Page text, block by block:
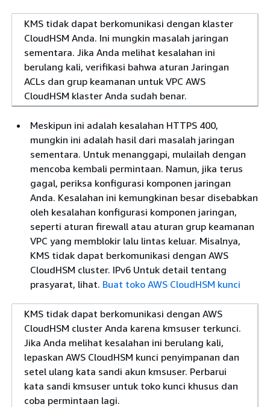
KMS tidak dapat berkomunikasi dengan klaster
CloudHSM Anda. Ini mungkin masalah jaringan
sementara. Jika Anda melihat kesalahan ini
berulang kali, verifikasi bahwa aturan Jaringan
ACLs dan grup keamanan untuk VPC AWS
CloudHSM klaster Anda sudah benar.
Meskipun ini adalah kesalahan HTTPS 400,
mungkin ini adalah hasil dari masalah jaringan
sementara. Untuk menanggapi, mulailah dengan
mencoba kembali permintaan. Namun, jika terus
gagal, periksa konfigurasi komponen jaringan
Anda. Kesalahan ini kemungkinan besar disebabkan
oleh kesalahan konfigurasi komponen jaringan,
seperti aturan firewall atau aturan grup keamanan
VPC yang memblokir lalu lintas keluar. Misalnya,
KMS tidak dapat berkomunikasi dengan AWS
CloudHSM cluster. IPv6 Untuk detail tentang
prasyarat, lihat. Buat toko AWS CloudHSM kunci
KMS tidak dapat berkomunikasi dengan AWS
CloudHSM cluster Anda karena kmsuser terkunci.
Jika Anda melihat kesalahan ini berulang kali,
lepaskan AWS CloudHSM kunci penyimpanan dan
setel ulang kata sandi akun kmsuser. Perbarui
kata sandi kmsuser untuk toko kunci khusus dan
coba permintaan lagi.